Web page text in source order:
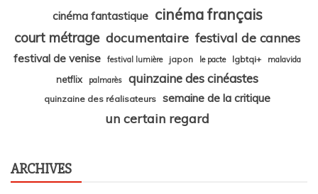
cinéma fantastique cinéma français
court métrage documentaire festival de cannes
festival de venise festival lumière japon le pacte lgbtqi+ malavida
netflix palmarès quinzaine des cinéastes
quinzaine des réalisateurs semaine de la critique
un certain regard
ARCHIVES